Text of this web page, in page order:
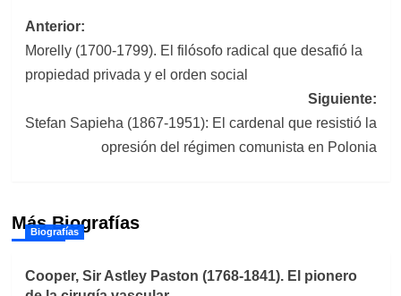
Navegación
de
entradas
Anterior:
Morelly (1700-1799). El filósofo radical que desafió la
propiedad privada y el orden social
Siguiente:
Stefan Sapieha (1867-1951): El cardenal que resistió la
opresión del régimen comunista en Polonia
Más Biografías
Biografías
Cooper, Sir Astley Paston (1768-1841). El pionero